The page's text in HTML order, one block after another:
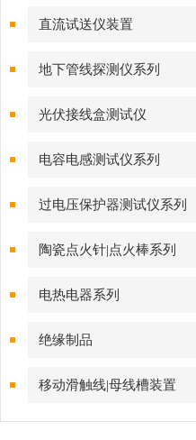
直流试送仪装置
地下管线探测仪系列
光伏接线盒测试仪
电容电感测试仪系列
过电压保护器测试仪系列
陶瓷点火针|点火棒系列
电热电器系列
绝缘制品
移动滑触线|母线槽装置